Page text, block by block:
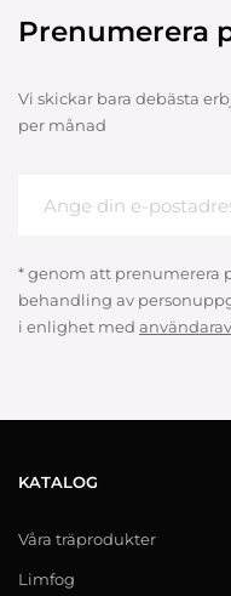
Prenumerera
Vi skickar bara debästa
per månad
* genom att prenumerera
behandling av
i enlighet med
KATALOG
Våra träprodukter
Limfog